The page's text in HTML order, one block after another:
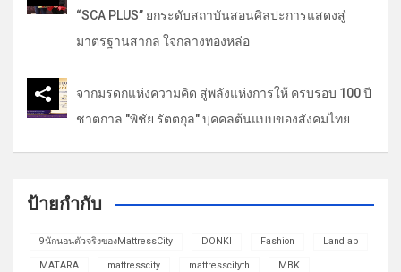
“SCA PLUS” ยกระดับสถาบันสอนศิลปะการแสดงสู่
มาตรฐานสากล ใจกลางทองหล่อ
จากมรดกแห่งความคิด สู่พลังแห่งการให้ ครบรอบ 100 ปี
ชาตกาล "พิชัย รัตตกุล" บุคคลต้นแบบของสังคมไทย
ป้ายกำกับ
9นักนอนตัวจริงของMattressCity DONKI Fashion Landlab
MATARA mattresscity mattresscityth MBK